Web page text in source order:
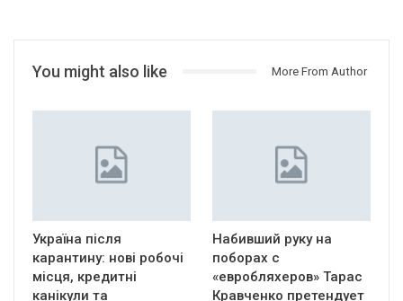
You might also like More From Author
Україна після
карантину: нові робочі
місця, кредитні
канікули та
Набивший руку на
поборах с
«евробляхеров» Тарас
Кравченко претендует